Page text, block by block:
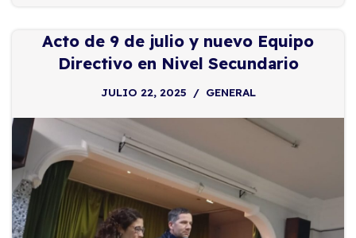
Acto de 9 de julio y nuevo Equipo
Directivo en Nivel Secundario
JULIO 22, 2025 GENERAL